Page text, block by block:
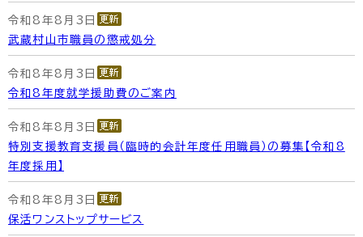
令和8年8月3日
武蔵村山市職員の懲戒処分
令和8年8月3日
令和8年度就学援助費のご案内
令和8年8月3日
特別支援教育支援員（臨時的会計年度任用職員）の募集【令和8
年度採用】
令和8年8月3日
保活ワンストップサービス